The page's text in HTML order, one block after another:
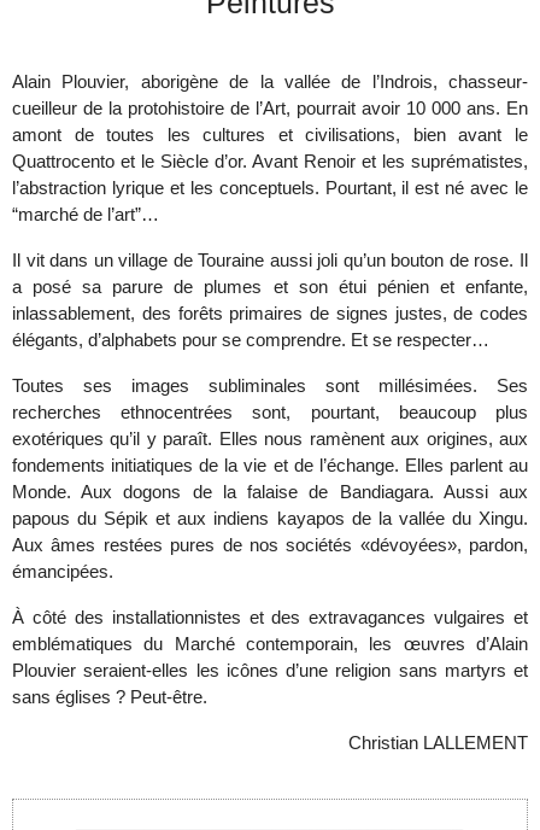
Alain Plouvier, aborigène de la vallée de l’Indrois, chasseur-
cueilleur de la protohistoire de l’Art, pourrait avoir 10 000 ans. En
amont de toutes les cultures et civilisations, bien avant le
Quattrocento et le Siècle d’or. Avant Renoir et les suprématistes,
l’abstraction lyrique et les conceptuels. Pourtant, il est né avec le
“marché de l’art”…
Il vit dans un village de Touraine aussi joli qu’un bouton de rose. Il
a posé sa parure de plumes et son étui pénien et enfante,
inlassablement, des forêts primaires de signes justes, de codes
élégants, d’alphabets pour se comprendre. Et se respecter…
Toutes ses images subliminales sont millésimées. Ses
recherches ethnocentrées sont, pourtant, beaucoup plus
exotériques qu’il y paraît. Elles nous ramènent aux origines, aux
fondements initiatiques de la vie et de l’échange. Elles parlent au
Monde. Aux dogons de la falaise de Bandiagara. Aussi aux
papous du Sépik et aux indiens kayapos de la vallée du Xingu.
Aux âmes restées pures de nos sociétés «dévoyées», pardon,
émancipées.
À côté des installationnistes et des extravagances vulgaires et
emblématiques du Marché contemporain, les œuvres d’Alain
Plouvier seraient-elles les icônes d’une religion sans martyrs et
sans églises ? Peut-être.
Christian LALLEMENT